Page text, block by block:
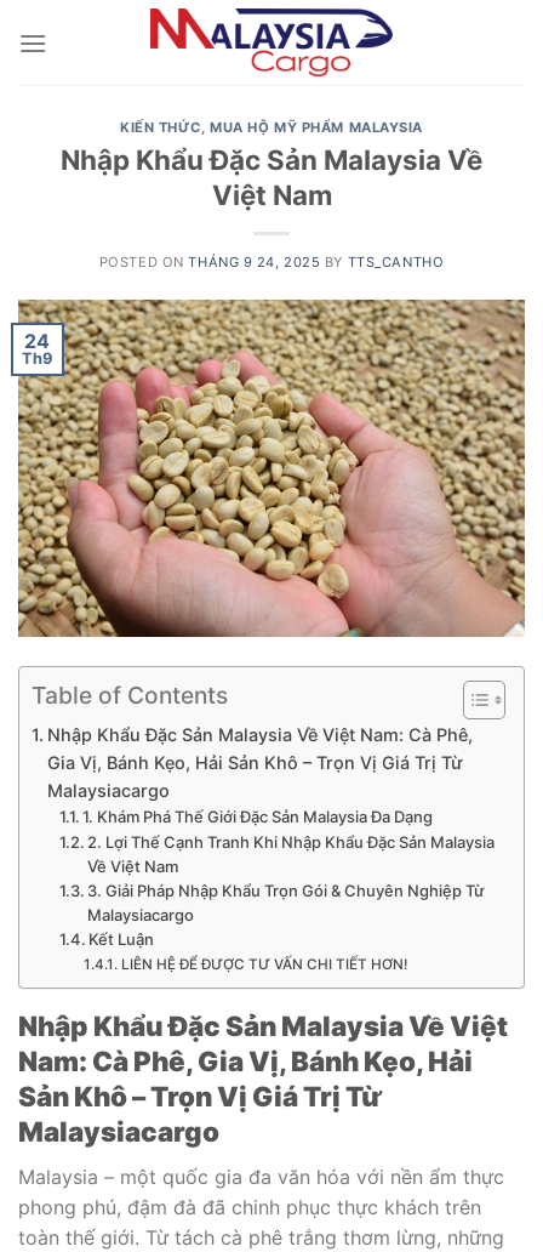
KIẾN THỨC,MUA HỘ MỸ PHẨM MALAYSIA
Nhập Khẩu Đặc Sản Malaysia Về
Việt Nam
POSTED ONTHÁNG 9 24, 2025 BY TTS_CANTHO
24
Th9
Table of Contents
Nhập Khẩu Đặc Sản Malaysia Về Việt Nam: Cà Phê,
Gia Vị, Bánh Kẹo, Hải Sản Khô – Trọn Vị Giá Trị Từ
Malaysiacargo
1. Khám Phá Thế Giới Đặc Sản Malaysia Đa Dạng
2. Lợi Thế Cạnh Tranh Khi Nhập Khẩu Đặc Sản Malaysia
Về Việt Nam
3. Giải Pháp Nhập Khẩu Trọn Gói & Chuyên Nghiệp Từ
Malaysiacargo
Kết Luận
LIÊN HỆ ĐỂ ĐƯỢC TƯ VẤN CHI TIẾT HƠN!
Nhập Khẩu Đặc Sản Malaysia Về Việt
Nam: Cà Phê, Gia Vị, Bánh Kẹo, Hải
Sản Khô – Trọn Vị Giá Trị Từ
Malaysiacargo
Malaysia – một quốc gia đa văn hóa với nền ẩm thực
phong phú, đậm đà đã chinh phục thực khách trên
toàn thế giới. Từ tách cà phê trắng thơm lừng, những